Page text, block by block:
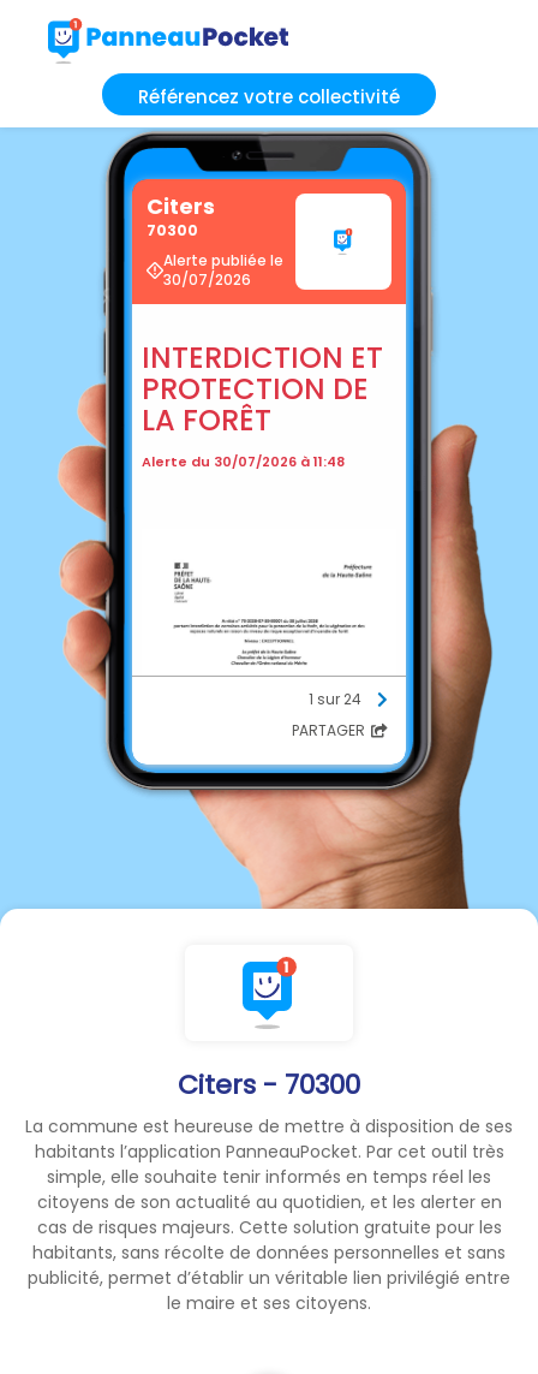
Référencez votre collectivité
Citers - 70300
La commune est heureuse de mettre à disposition de ses
habitants l’application PanneauPocket. Par cet outil très
simple, elle souhaite tenir informés en temps réel les
citoyens de son actualité au quotidien, et les alerter en
cas de risques majeurs. Cette solution gratuite pour les
habitants, sans récolte de données personnelles et sans
publicité, permet d’établir un véritable lien privilégié entre
le maire et ses citoyens.
Citers
70300
Alerte publiée le
30/07/2026
INTERDICTION ET
PROTECTION DE
LA FORÊT
Alerte du 30/07/2026 à 11:48
1 sur 24
PARTAGER